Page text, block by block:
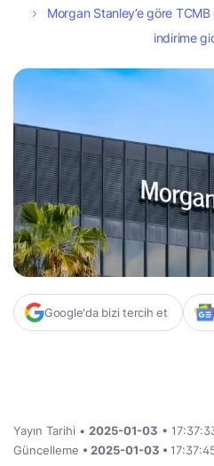
Morgan Stanley’e göre
indirime
Google'da bizi tercih et
Yayın Tarihi • 2025-01-03 •
Güncelleme • 2025-01-03 •